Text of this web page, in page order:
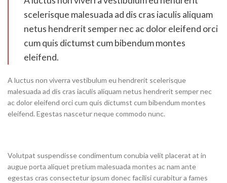
scelerisque malesuada ad dis cras iaculis aliquam
netus hendrerit semper nec ac dolor eleifend orci
cum quis dictumst cum bibendum montes
eleifend.
A luctus non viverra vestibulum eu hendrerit scelerisque
malesuada ad dis cras iaculis aliquam netus hendrerit semper nec
ac dolor eleifend orci cum quis dictumst cum bibendum montes
eleifend. Egestas nascetur neque commodo nunc.
Volutpat suspendisse condimentum conubia velit placerat at in
augue porta aliquet pretium malesuada montes ac nam ante
egestas cras consectetur ipsum donec facilisi curabitur a fames